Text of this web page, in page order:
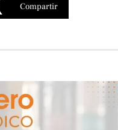
Compartir